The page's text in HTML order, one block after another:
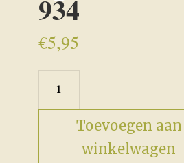
934
€5,95
aantal
Toevoegen aan
winkelwagen